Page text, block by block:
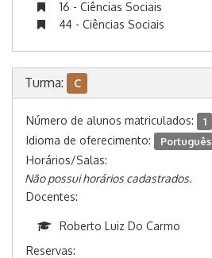
16 - Ciências Sociais
44 - Ciências Sociais
Turma: C
Número de alunos matriculados: 1
Idioma de oferecimento: Português
Horários/Salas:
Não possui horários cadastrados.
Docentes:
Roberto Luiz Do Carmo
Reservas: